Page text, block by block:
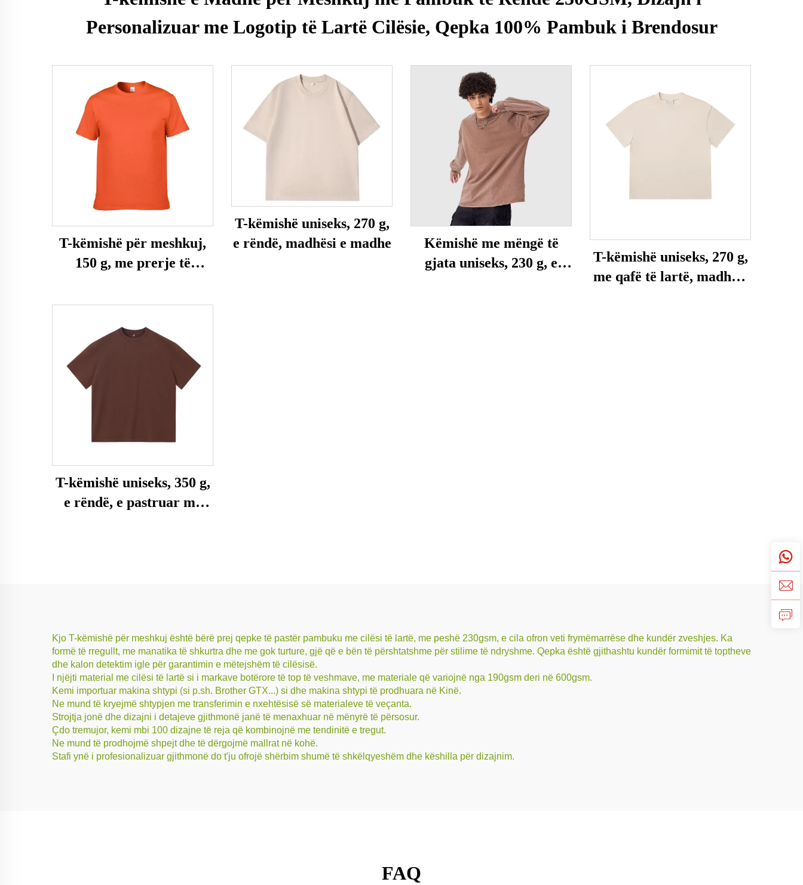
Personalizuar me Logotip të Lartë Cilësie, Qepka 100% Pambuk i Brendosur
T-këmishë për meshkuj,
150 g, me prerje të
T-këmishë uniseks, 270 g,
e rëndë, madhësi e madhe
Këmishë me mëngë të
gjata uniseks, 230 g, e
T-këmishë uniseks, 270 g,
me qafë të lartë, madhësi
T-këmishë uniseks, 350 g,
e rëndë, e pastruar me
Kjo T-këmishë për meshkuj është bërë prej qepke të pastër pambuku me cilësi të lartë, me peshë 230gsm, e cila ofron veti frymëmarrëse dhe kundër zveshjes. Ka
formë të rregullt, me manatika të shkurtra dhe me gok turture, gjë që e bën të përshtatshme për stilime të ndryshme. Qepka është gjithashtu kundër formimit të toptheve
dhe kalon detektim igle për garantimin e mëtejshëm të cilësisë.
I njëjti material me cilësi të lartë si i markave botërore të top të veshmave, me materiale që variojnë nga 190gsm deri në 600gsm.
Kemi importuar makina shtypi (si p.sh. Brother GTX...) si dhe makina shtypi të prodhuara në Kinë.
Ne mund të kryejmë shtypjen me transferimin e nxehtësisë së materialeve të veçanta.
Strojtja jonë dhe dizajni i detajeve gjithmonë janë të menaxhuar në mënyrë të përsosur.
Çdo tremujor, kemi mbi 100 dizajne të reja që kombinojnë me tendinitë e tregut.
Ne mund të prodhojmë shpejt dhe të dërgojmë mallrat në kohë.
Stafi ynë i profesionalizuar gjithmonë do t'ju ofrojë shërbim shumë të shkëlqyeshëm dhe këshilla për dizajnim.
FAQ